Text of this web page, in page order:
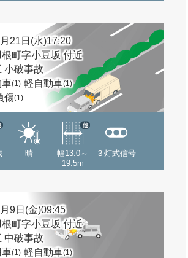
21日(水)17:20
根町字小豆坂 付近
小破事故
(1) 軽自動車(1)
傷(1)
晴
幅13.0～
19.5m
他
３灯式信号
9日(金)09:45
根町字小豆坂 付近
中破事故
(1) 軽自動車(1)